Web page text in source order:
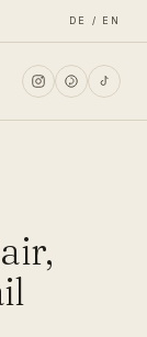
DE / EN